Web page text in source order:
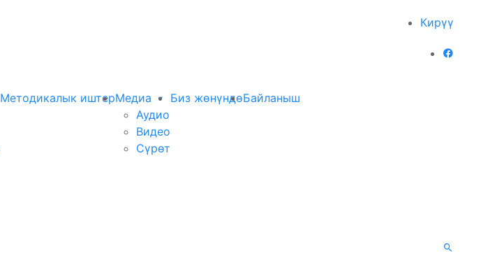
Кирүү
Методикалык иштерМедиа
Аудио
Видео
Сүрөт
Биз жөнүндөБайланыш